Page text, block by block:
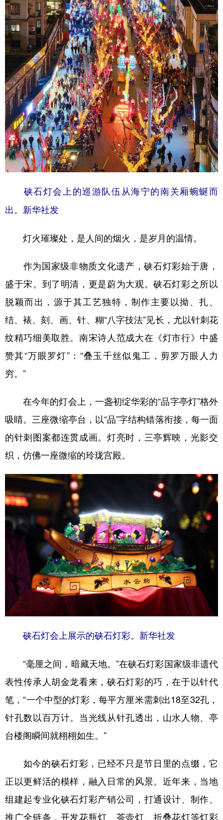
新疆 内蒙古 黑龙江
多语种频道
English Español Français عربى
Русский язык 日本語 한국어
Deutsch Português
硖石灯会上的巡游队伍从海宁的南关厢蜿蜒而
出。新华社发
灯火璀璨处，是人间的烟火，是岁月的温情。
作为国家级非物质文化遗产，硖石灯彩始于唐，
盛于宋。到了明清，更是蔚为大观。硖石灯彩之所以
脱颖而出，源于其工艺独特，制作主要以拗、扎、
结、裱、刻、画、针、糊“八字技法”见长，尤以针刺花
纹精巧细美取胜。南宋诗人范成大在《灯市行》中盛
赞其“万眼罗灯”：“叠玉千丝似鬼工，剪罗万眼人力
穷。”
在今年的灯会上，一盏初绽华彩的“品字亭灯”格外
吸睛。三座微缩亭台，以“品”字结构错落衔接，每一面
的针刺图案都连贯成画。灯亮时，三亭辉映，光影交
织，仿佛一座微缩的玲珑宫殿。
硖石灯会上展示的硖石灯彩。新华社发
“毫厘之间，暗藏天地。”在硖石灯彩国家级非遗代
表性传承人胡金龙看来，硖石灯彩的巧，在于以针代
笔，“一个中型的灯彩，每平方厘米需刺出18至32孔，
针孔数以百万计。当光线从针孔透出，山水人物、亭
台楼阁瞬间就栩栩如生。”
如今的硖石灯彩，已经不只是节日里的点缀，它
正以更鲜活的模样，融入日常的风景。近年来，当地
组建起专业化硖石灯彩产销公司，打通设计、制作、
推广全链条，开发花瓶灯、茶壶灯、折叠花灯等灯彩